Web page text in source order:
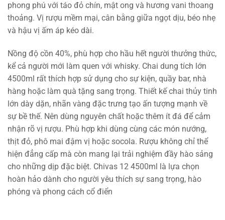
phong phú với táo đỏ chín, mật ong và hương vani thoang
thoảng. Vị rượu mềm mại, cân bằng giữa ngọt dịu, béo nhẹ
và hậu vị ấm áp kéo dài.
Nồng độ cồn 40%, phù hợp cho hầu hết người thưởng thức,
kể cả người mới làm quen với whisky. Chai dung tích lớn
4500ml rất thích hợp sử dụng cho sự kiện, quầy bar, nhà
hàng hoặc làm quà tặng sang trọng. Thiết kế chai thủy tinh
lớn dày dặn, nhãn vàng đặc trưng tạo ấn tượng mạnh về
sự bề thế. Nên dùng nguyên chất hoặc thêm ít đá để cảm
nhận rõ vị rượu. Phù hợp khi dùng cùng các món nướng,
thịt đỏ, phô mai đậm vị hoặc socola. Rượu không chỉ thể
hiện đẳng cấp mà còn mang lại trải nghiệm đầy hào sảng
cho những dịp đặc biệt. Chivas 12 4500ml là lựa chọn
hoàn hảo dành cho người yêu thích sự sang trọng, hào
phóng và phong cách cổ điển